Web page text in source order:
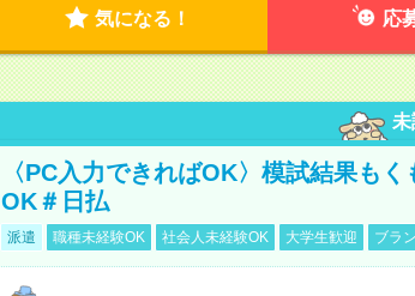
気になる！ 応
未
〈PC入力できればOK〉模試結果も
OK＃日払
派遣 職種未経験OK 社会人未経験OK 大学生歓迎 ブラ